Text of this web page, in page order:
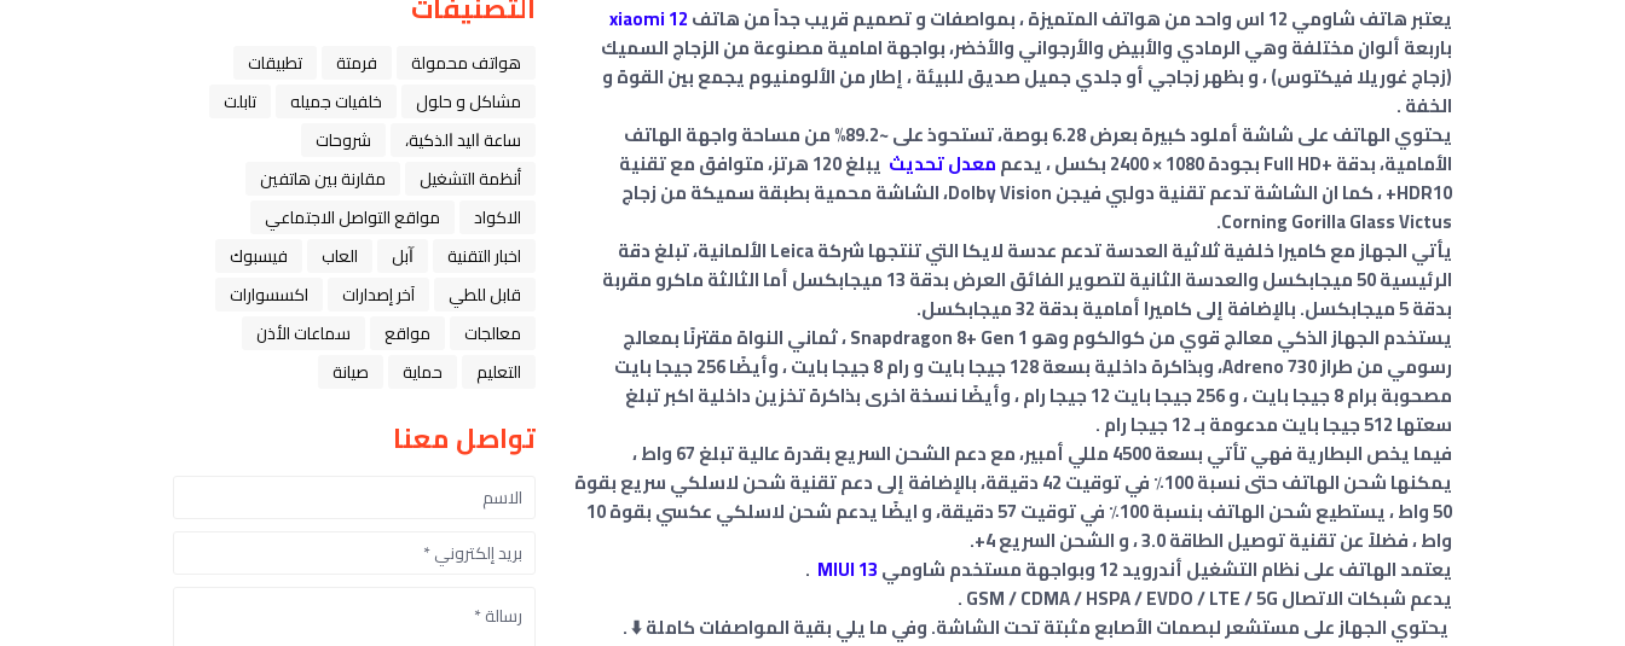
يعتبر هاتف شاومي 12 اس واحد من هواتف المتميزة ، بمواصفات و تصميم قريب جداً من هاتف
xiaomi 12
باربعة ألوان مختلفة وهي الرمادي والأبيض والأرجواني والأخضر، بواجهة امامية مصنوعة من الزجاج السميك
(زجاج غوريلا فيكتوس) ، و بظهر زجاجي أو جلدي جميل صديق للبيئة ، إطار من الألومنيوم يجمع بين القوة و
الخفة .
يحتوي الهاتف على شاشة أملود كبيرة بعرض 6.28 بوصة، تستحوذ على ~89.2% من مساحة واجهة الهاتف
الأمامية، بدقة +Full HD بجودة 1080 × 2400 بكسل ، يدعم
معدل تحديث
يبلغ 120 هرتز، متوافق مع تقنية
HDR10+ ، كما ان الشاشة تدعم تقنية دولبي فيجن Dolby Vision، الشاشة محمية بطبقة سميكة من زجاج
Corning Gorilla Glass Victus.
يأتي الجهاز مع كاميرا خلفية ثلاثية العدسة تدعم عدسة لايكا التي تنتجها شركة Leica الألمانية، تبلغ دقة
الرئيسية 50 ميجابكسل والعدسة الثانية لتصوير الفائق العرض بدقة 13 ميجابكسل أما الثالثة ماكرو مقربة
بدقة 5 ميجابكسل. بالإضافة إلى كاميرا أمامية بدقة 32 ميجابكسل.
يستخدم الجهاز الذكي معالج قوي من كوالكوم وهو Snapdragon 8+ Gen 1 ، ثماني النواة مقترنًا بمعالج
رسومي من طراز Adreno 730، وبذاكرة داخلية بسعة 128 جيجا بايت و رام 8 جيجا بايت ، وأيضًا 256 جيجا بايت
مصحوبة برام 8 جيجا بايت ، و 256 جيجا بايت 12 جيجا رام ، وأيضًا نسخة اخرى بذاكرة تخزين داخلية اكبر تبلغ
سعتها 512 جيجا بايت مدعومة بـ 12 جيجا رام .
فيما يخص البطارية فهي تأتي بسعة 4500 مللي أمبير، مع دعم الشحن السريع بقدرة عالية تبلغ 67 واط ،
يمكنها شحن الهاتف حتى نسبة 100٪ في توقيت 42 دقيقة، بالإضافة إلى دعم تقنية شحن لاسلكي سريع بقوة
50 واط ، يستطيع شحن الهاتف بنسبة 100٪ في توقيت 57 دقيقة، و ايضًا يدعم شحن لاسلكي عكسي بقوة 10
واط ، فضلاً عن تقنية توصيل الطاقة 3.0 ، و الشحن السريع 4+.
يعتمد الهاتف على نظام التشغيل أندرويد 12 وبواجهة مستخدم شاومي
MIUI 13
.
يدعم شبكات الاتصال GSM / CDMA / HSPA / EVDO / LTE / 5G .
يحتوي الجهاز على مستشعر لبصمات الأصابع مثبتة تحت الشاشة. وفي ما يلي بقية المواصفات كاملة ⬇️ .
هواتف محمولة فرمتة
تطبيقات
مشاكل و حلول
خلفيات جميله
تابلت
ﺳﺎﻋﺔ ﺍﻟﻴﺪ ﺍﻟﺬﻛﻴﺔ،
شروحات
أنظمة التشغيل
مقارنة بين هاتفين
الاكواد
مواقع التواصل الاجتماعي
اخبار التقنية
ﺁﺑﻞ العاب
فيسبوك
قابل للطي
آخر إصدارات
اكسسوارات
معالجات
مواقع
سماعات الأذن
التعليم
حماية صيانة
تواصل معنا